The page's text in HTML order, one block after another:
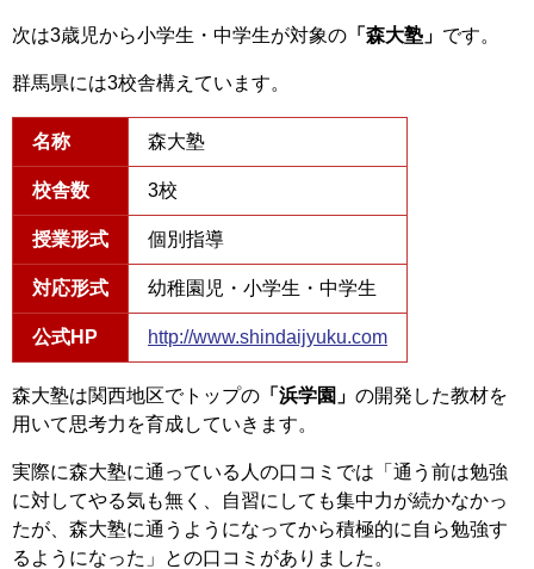
次は3歳児から小学生・中学生が対象の 「森大塾」 です。
群馬県には3校舎構えています。
名称 森大塾
校舎数 3校
授業形式 個別指導
対応形式 幼稚園児・小学生・中学生
公式HP http://www.shindaijyuku.com
森大塾は関西地区でトップの 「浜学園」 の開発した教材を
用いて思考力を育成していきます。
実際に森大塾に通っている人の口コミでは「通う前は勉強
に対してやる気も無く、自習にしても集中力が続かなかっ
たが、森大塾に通うようになってから積極的に自ら勉強す
るようになった」との口コミがありました。